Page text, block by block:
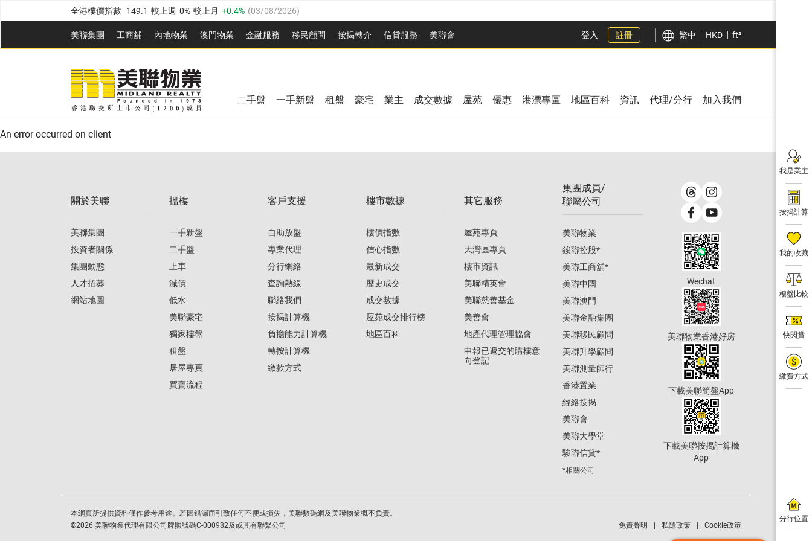
全港樓價指數 149.1 較上週 0% 較上月 0.4% (03/08/2026)
港島樓價指數 157.4 較上週 -0.3% 較上月 -0.8% (03/08/2026)
九龍樓價指數 156.4 較上週 -0.1% 較上月 0.3% (03/08/2026)
新界樓價指數 134.8 較上週 0.1%
美聯信心指數 77.1 較上週 0.7% 較上月 ( 03/08/2026
美聯集團 工商舖 內地物業 澳門物業 金融服務 移民顧問 按揭轉介 信貸服務 美聯會
全港樓價指數 149.1 較上週 0% 較上月
美聯信心指數 較上週 0.7% 03/08/2026)
登入 註冊 繁中 HKD ft²
我是業主
按揭計算
我的收藏
樓盤比較
快閃賞
繳費方式
分行位置
二手盤 一手新盤 租盤 豪宅 業主 成交數據 屋苑 優惠 港漂專區 地區百科 資訊 代理/分行 加入我們
An error occurred on client
關於美聯
美聯集團
投資者關係
集團動態
人才招募
網站地圖
搵樓
一手新盤
二手盤
上車
減價
低水
美聯豪宅
獨家樓盤
租盤
居屋專頁
買賣流程
客戶支援
自助放盤
專業代理
分行網絡
查詢熱線
聯絡我們
按揭計算機
負擔能力計算機
轉按計算機
繳款方式
樓市數據
樓價指數
信心指數
最新成交
歷史成交
成交數據
屋苑成交排行榜
地區百科
其它服務
屋苑專頁
大灣區專頁
樓市資訊
美聯精英會
美聯慈善基金
美善會
地產代理管理協會
申報已遞交的購樓意
向登記
集團成員/
聯屬公司
美聯物業
鋑聯控股*
美聯工商舖*
美聯中國
美聯澳門
美聯金融集團
美聯移民顧問
美聯升學顧問
美聯測量師行
香港置業
經絡按揭
美聯會
美聯大學堂
駿聯信貸*
*相關公司
Wechat
美聯物業香港好房
下載美聯筍盤App
下載美聯按揭計算機
App
本網頁所提供資料僅作參考用途。若因錯漏而引致任何不便或損失，美聯數碼網及美聯物業概不負責。
©2026 美聯物業代理有限公司牌照號碼C-000982及或其有聯繫公司 免責聲明 私隱政策 Cookie政策